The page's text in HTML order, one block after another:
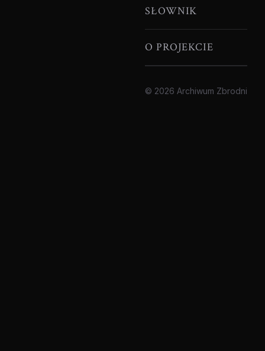
SŁOWNIK
O PROJEKCIE
© 2026 Archiwum Zbrodni